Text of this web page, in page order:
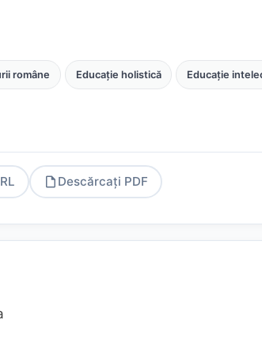
române Educație holistică Educație
Descărcați PDF